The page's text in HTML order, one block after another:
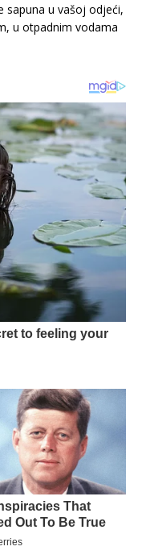
sapuna u vašoj odjeći,
u otpadnim vodama